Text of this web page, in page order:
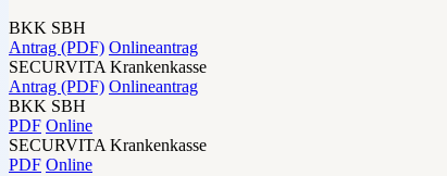
BKK SBH
Antrag (PDF) Onlineantrag
SECURVITA Krankenkasse
Antrag (PDF) Onlineantrag
BKK SBH
PDF Online
SECURVITA Krankenkasse
PDF Online